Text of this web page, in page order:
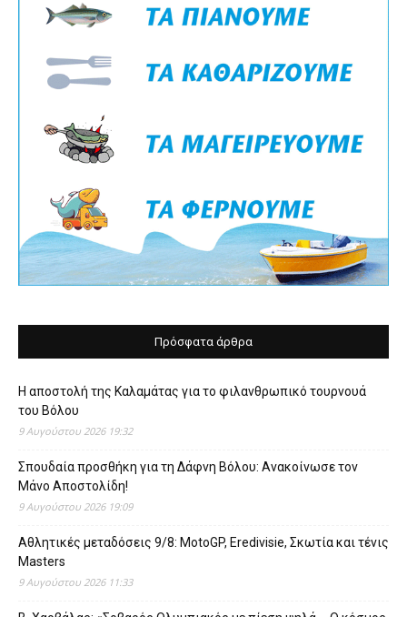
Πρόσφατα άρθρα
Η αποστολή της Καλαμάτας για το φιλανθρωπικό τουρνουά
του Βόλου
9 Αυγούστου 2026 19:32
Σπουδαία προσθήκη για τη Δάφνη Βόλου: Ανακοίνωσε τον
Μάνο Αποστολίδη!
9 Αυγούστου 2026 19:09
Αθλητικές μεταδόσεις 9/8: MotoGP, Eredivisie, Σκωτία και τένις
Masters
9 Αυγούστου 2026 11:33